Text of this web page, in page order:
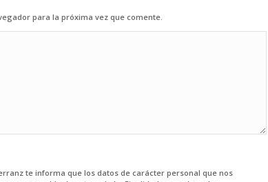
para la próxima vez que comente.
te informa que los datos de carácter personal que nos